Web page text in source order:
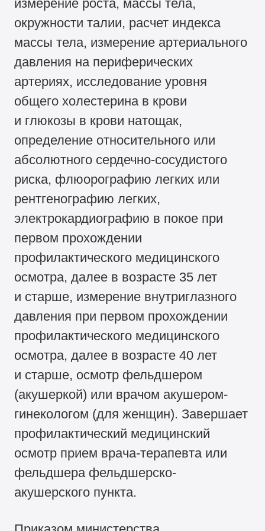
измерение роста, массы тела,
окружности талии, расчет индекса
массы тела, измерение артериального
давления на периферических
артериях, исследование уровня
общего холестерина в крови
и глюкозы в крови натощак,
определение относительного или
абсолютного сердечно-сосудистого
риска, флюорографию легких или
рентгенографию легких,
электрокардиографию в покое при
первом прохождении
профилактического медицинского
осмотра, далее в возрасте 35 лет
и старше, измерение внутриглазного
давления при первом прохождении
профилактического медицинского
осмотра, далее в возрасте 40 лет
и старше, осмотр фельдшером
(акушеркой) или врачом акушером-
гинекологом (для женщин). Завершает
профилактический медицинский
осмотр прием врача-терапевта или
фельдшера фельдшерско-
акушерского пункта.